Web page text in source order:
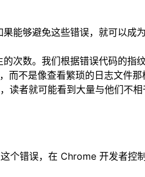
能够避免这些错误，就可以成
次数。我们根据错误代码的指
不是像查看繁琐的日志文件那
者就可能看到大量与他们不相
个错误，在 Chrome 开发者控